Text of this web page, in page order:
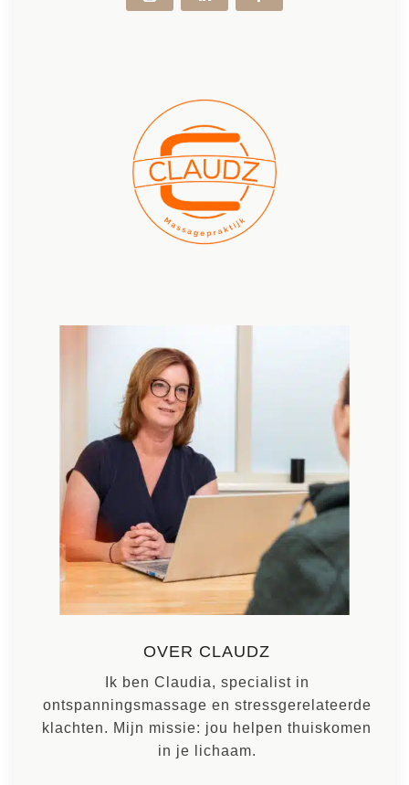
OVER CLAUDZ
Ik ben Claudia, specialist in
ontspanningsmassage en stressgerelateerde
klachten. Mijn missie: jou helpen thuiskomen
in je lichaam.